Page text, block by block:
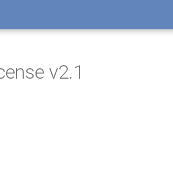
v2.1